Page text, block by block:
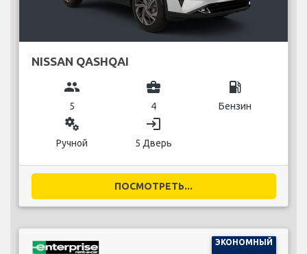
NISSAN QASHQAI
group
5
business_center
4
local_gas_station
Бензин
miscellaneous_services
Ручной
login
5 Дверь
ПОСМОТРЕТЬ...
ЭКОНОМНЫЙ